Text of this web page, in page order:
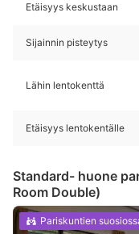
Etäisyys keskustaan
Sijainnin pisteytys
Lähin lentokenttä
Etäisyys lentokentälle
Standard- huone
Room Double)
Pariskuntien